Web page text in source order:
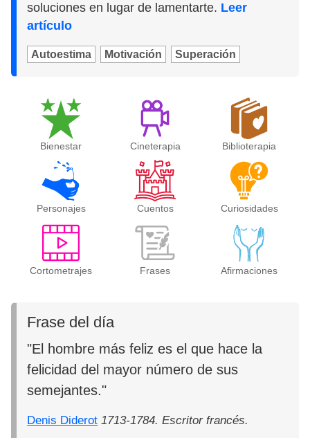
soluciones en lugar de lamentarte. Leer
artículo
Autoestima Motivación Superación
Bienestar Cineterapia Biblioterapia
Personajes Cuentos Curiosidades
Cortometrajes Frases Afirmaciones
Frase del día
"El hombre más feliz es el que hace la
felicidad del mayor número de sus
semejantes."
Denis Diderot 1713-1784. Escritor francés.